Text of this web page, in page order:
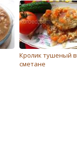
Кролик тушеный в
сметане